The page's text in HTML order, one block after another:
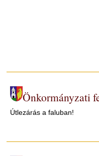
Önkormányzati
Útlezárás a faluban!